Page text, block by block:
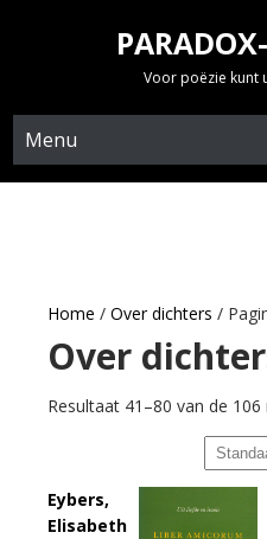
Voor poëzie kunt
Menu
Home / Over dichters /
Over
Resultaat 41–80 van de
Eybers,
Elisabeth